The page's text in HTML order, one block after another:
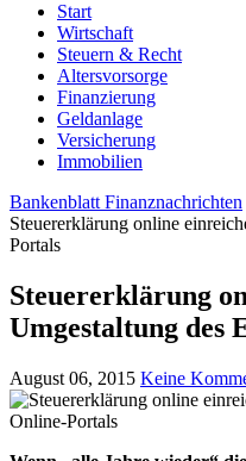
Start
Wirtschaft
Steuern & Recht
Altersvorsorge
Finanzierung
Geldanlage
Versicherung
Immobilien
Bankenblatt Finanznachrichten
Steuererklärung online
Portals
Steuererklärung
Umgestaltung des
August 06, 2015 Keine